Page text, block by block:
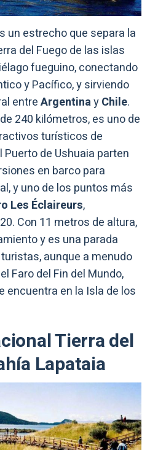
un estrecho que separa la
del Fuego de las islas
fueguino, conectando
y Pacífico, y sirviendo
entreArgentinayChile.
240 kilómetros, es uno de
turísticos de
Puerto de Ushuaia parten
en barco para
y uno de los puntos más
Les Éclaireurs,
Con 11 metros de altura,
y es una parada
aunque a menudo
Faro del Fin del Mundo,
encuentra en la Isla de los
Tierra del
Lapataia